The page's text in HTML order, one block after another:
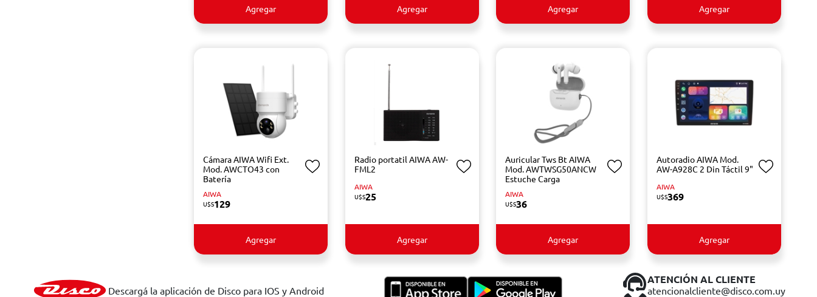
Agregar Agregar Agregar Agregar
Cámara AIWA Wifi Ext.
Mod. AWCTO43 con
Batería
AIWA
U$S129
Agregar
Radio portatil AIWA AW-
FML2
AIWA
U$S25
Agregar
Auricular Tws Bt AIWA
Mod. AWTWSG50ANCW
Estuche Carga
AIWA
U$S36
Agregar
Autoradio AIWA Mod.
AW-A928C 2 Din Táctil 9"
AIWA
U$S369
Agregar
Descargá la aplicación de Disco para IOS y Android
ATENCIÓN AL CLIENTE
atencionalcliente@disco.com.uy